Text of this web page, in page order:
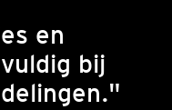
en
bij